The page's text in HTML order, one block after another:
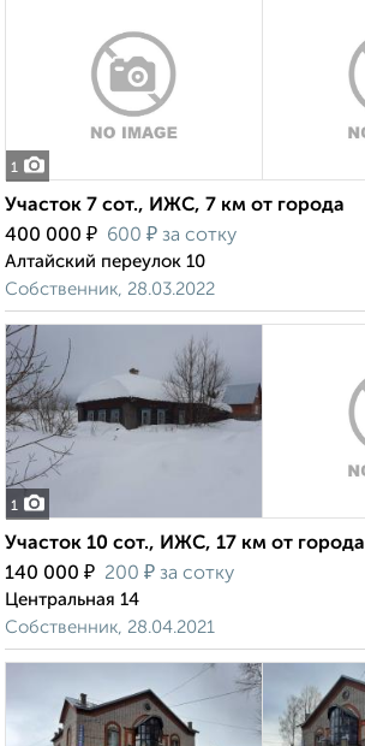
1
Участок 7 сот., ИЖС, 7 км от города
400 000 ₽ 600 ₽ за сотку
Алтайский переулок 10
Собственник, 28.03.2022
1
Участок 10 сот., ИЖС, 17 км от города
140 000 ₽ 200 ₽ за сотку
Центральная 14
Собственник, 28.04.2021